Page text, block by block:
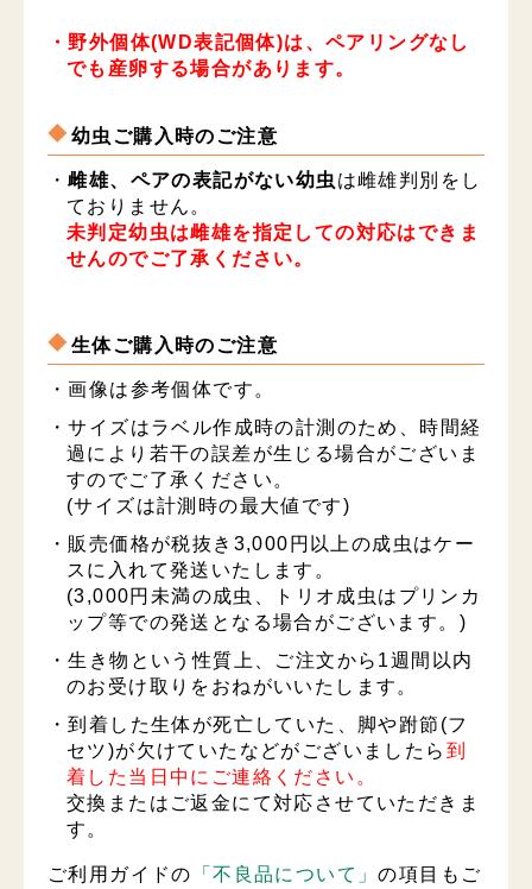
・野外個体(WD表記個体)は、ペアリングなし
でも産卵する場合があります。
幼虫ご購入時のご注意
・雌雄、ペアの表記がない幼虫 は雌雄判別をし
ておりません。
未判定幼虫は雌雄を指定しての対応はできま
せんのでご了承ください。
生体ご購入時のご注意
・画像は参考個体です。
・サイズはラベル作成時の計測のため、時間経
過により若干の誤差が生じる場合がございま
すのでご了承ください。
(サイズは計測時の最大値です)
・販売価格が税抜き3,000円以上の成虫はケー
スに入れて発送いたします。
(3,000円未満の成虫、トリオ成虫はプリンカ
ップ等での発送となる場合がございます。)
・生き物という性質上、ご注文から1週間以内
のお受け取りをおねがいいたします。
・到着した生体が死亡していた、脚や跗節(フ
セツ)が欠けていたなどがございましたら 到
着した当日中にご連絡ください。
交換またはご返金にて対応させていただきま
す。
ご利用ガイドの 「不良品について」の項目もご